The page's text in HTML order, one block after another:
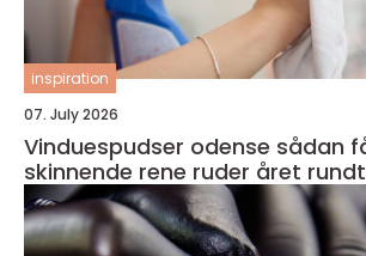
inspiration
07. July 2026
Vinduespudser odense sådan får du
skinnende rene ruder året rundt